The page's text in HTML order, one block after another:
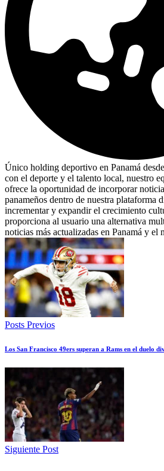
Único holding deportivo en Panamá
con el deporte y el talento local, nuestro
ofrece la oportunidad de incorporar
panameños dentro de nuestra plataforma
incrementar y expandir el crecimiento
proporciona al usuario una alternativa
noticias más actualizadas en Panamá y el
Posts Previos
Los San Francisco 49ers superan a Rams en el duelo
Siguiente Post